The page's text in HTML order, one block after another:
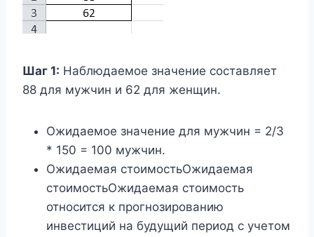
Шаг 1: Наблюдаемое значение составляет
88 для мужчин и 62 для женщин.
Ожидаемое значение для мужчин = 2/3
* 150 = 100 мужчин.
Ожидаемая стоимостьОжидаемая
стоимостьОжидаемая стоимость
относится к прогнозированию
инвестиций на будущий период с учетом